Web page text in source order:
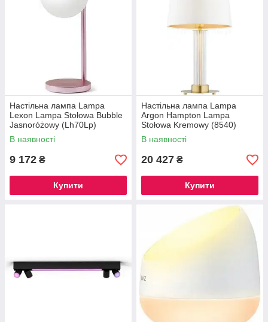
Настільна лампа Lampa
Lexon Lampa Stołowa Bubble
Jasnoróżowy (Lh70Lp)
В наявності
9 172 ₴
Купити
Настільна лампа Lampa
Argon Hampton Lampa
Stołowa Kremowy (8540)
В наявності
20 427 ₴
Купити